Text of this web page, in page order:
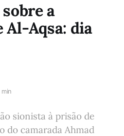
a
Al-Aqsa: dia
min
sionista à prisão de
do camarada Ahmad